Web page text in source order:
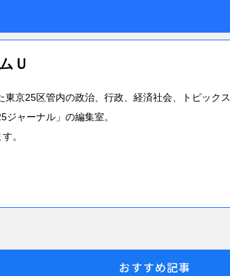
Ｕ
東京25区管内の政治、行政、経済社会、トピックス
ジャーナル」の編集室。
。
おすすめ記事